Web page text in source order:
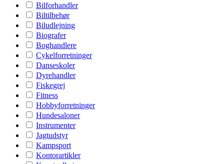
Bilforhandler
Biltilbehør
Biludlejning
Biografer
Boghandlere
Cykelforretninger
Danseskoler
Dyrehandler
Fiskegrej
Fitness
Hobbyforretninger
Hundesaloner
Instrumenter
Jagtudstyr
Kampsport
Kontorartikler